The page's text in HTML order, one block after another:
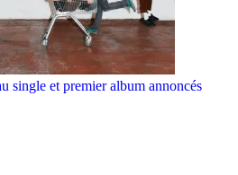
single et premier album annoncés